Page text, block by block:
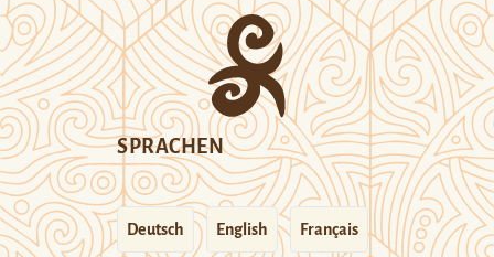
SPRACHEN
Deutsch English Français